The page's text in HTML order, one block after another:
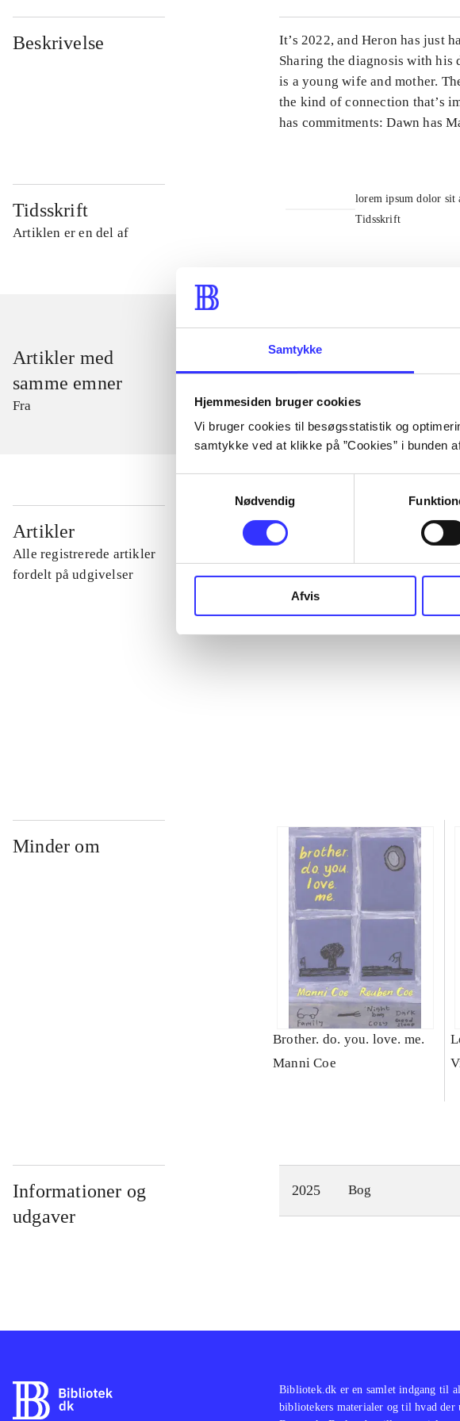
Samtykke
Hjemmesiden bruger cookies
Vi bruger cookies til besøgsstatistik og
samtykke ved at klikke på ”Cookies” i bunden
Nødvendig
Afvis
Beskrivelse
It’s 2022, and Heron has just
Sharing the diagnosis with his
is a young wife and mother.
the kind of connection that’s
has commitments: Dawn has
Tidsskrift
Artiklen er en del af
lorem ipsum dolor sit
Tidsskrift
Artikler med
samme emner
Fra
Artikler
Alle registrerede artikler
fordelt på udgivelser
...
Minder om
Brother. do. you. love. me.
Manni Coe
Informationer og
udgaver
2025 Bog
Bibliotek.dk er en samlet indgang til
bibliotekers materialer og til hvad der